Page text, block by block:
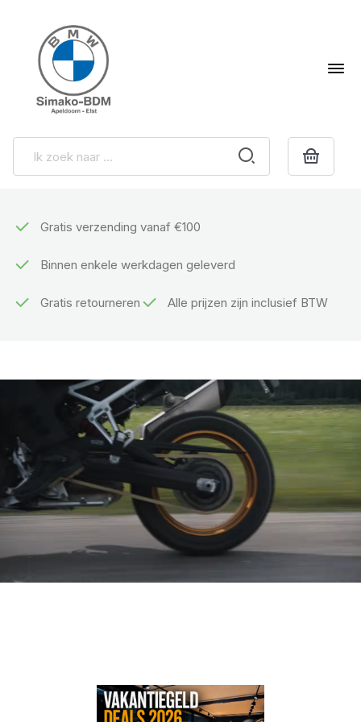
Gratis verzending vanaf €100
Binnen enkele werkdagen geleverd
Gratis retourneren Alle prijzen zijn inclusief BTW